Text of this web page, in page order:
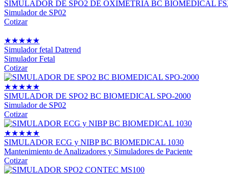
SIMULADOR DE SPO2 DE OXIMETRIA BC BIOMEDICAL
Simulador de SP02
Cotizar
★★★★★
Simulador fetal Datrend
Simulador Fetal
Cotizar
★★★★★
SIMULADOR DE SPO2 BC BIOMEDICAL SPO-2000
Simulador de SP02
Cotizar
★★★★★
SIMULADOR ECG y NIBP BC BIOMEDICAL 1030
Mantenimiento de Analizadores y Simuladores de Paciente
Cotizar